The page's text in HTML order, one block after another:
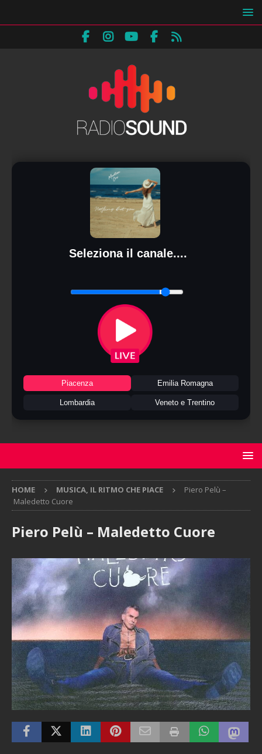
Seleziona il canale....
Piacenza Emilia Romagna
Lombardia Veneto e Trentino
HOME MUSICA, IL RITMO CHE PIACE
Piero Pelù –
Maledetto Cuore
Piero Pelù – Maledetto Cuore